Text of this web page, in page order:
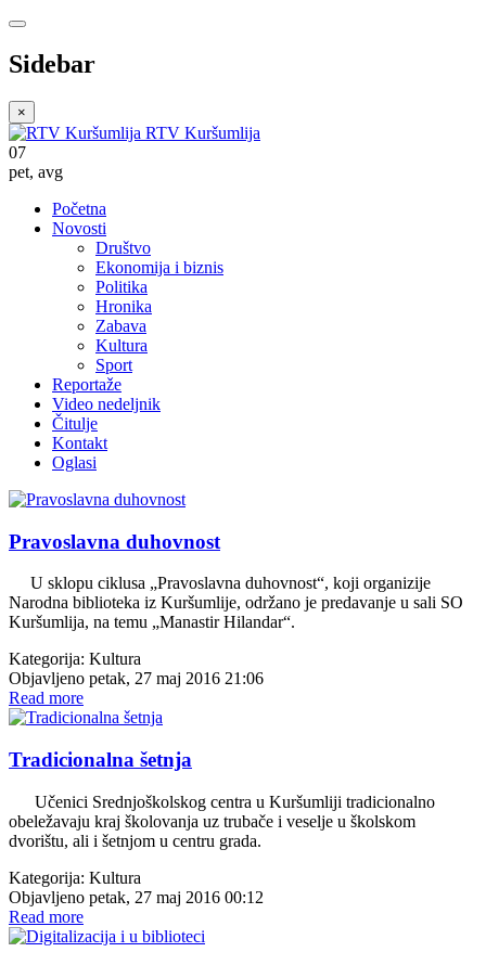
Sidebar
×
RTV Kuršumlija
07
pet, avg
Početna
Novosti
Društvo
Ekonomija i biznis
Politika
Hronika
Zabava
Kultura
Sport
Reportaže
Video nedeljnik
Čitulje
Kontakt
Oglasi
Pravoslavna duhovnost
U sklopu ciklusa „Pravoslavna duhovnost“, koji organizije
Narodna biblioteka iz Kuršumlije, održano je predavanje u sali SO
Kuršumlija, na temu „Manastir Hilandar“.
Kategorija: Kultura
Objavljeno petak, 27 maj 2016 21:06
Read more
Tradicionalna šetnja
Učenici Srednjoškolskog centra u Kuršumliji tradicionalno
obeležavaju kraj školovanja uz trubače i veselje u školskom
dvorištu, ali i šetnjom u centru grada.
Kategorija: Kultura
Objavljeno petak, 27 maj 2016 00:12
Read more